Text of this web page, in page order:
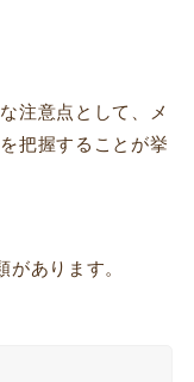
注意点として、メ
把握することが挙
あります。